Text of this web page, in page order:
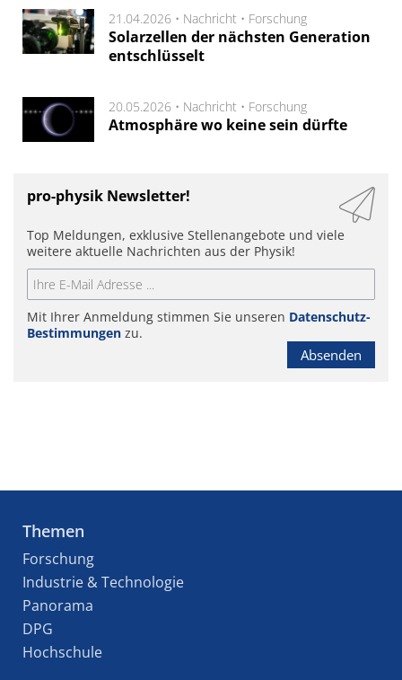
21.04.2026 • Nachricht • Forschung
Solarzellen der nächsten Generation
entschlüsselt
20.05.2026 • Nachricht • Forschung
Atmosphäre wo keine sein dürfte
pro-physik Newsletter!
Top Meldungen, exklusive Stellenangebote und viele
weitere aktuelle Nachrichten aus der Physik!
Mit Ihrer Anmeldung stimmen Sie unseren Datenschutz-
Bestimmungen zu.
Absenden
Themen
Forschung
Industrie & Technologie
Panorama
DPG
Hochschule